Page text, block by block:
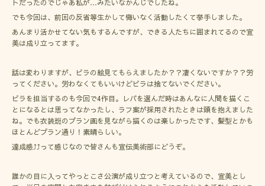
トだったのでじゃあ私が…みたいなかんじでしたね。
でも今回は、前回の反省等生かして悔いなく活動したくて挙手しました。
あんまり活かせてない気もするんですが、できる人たちに囲まれてるので宣
美は成り立ってます。
話は変わりますが、ビラの絵見てもらえましたか？？凄くないですか？？労
ってください。労わなくてもいいけどビラは捨てないでください。
ビラを担当するのも今回で4作目。レパを選んだ時はあんなに人間を描くこ
とになるとは思ってなかったし、ラフ案が採用されたときは頭を抱えました
ね。でも衣装班のプラン画を見ながら描くのは楽しかったです、髪型とかも
ほとんどプラン通り！素晴らしい。
達成感⤴︎⤴︎って感じなので皆さんも宣伝美術部にどうぞ。
誰かの目に入ってやっとこさ公演が成り立つと考えているので、宣美とし